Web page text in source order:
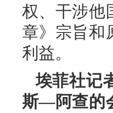
权、干涉他
章》宗旨和
利益。
埃菲社记
斯—阿查的